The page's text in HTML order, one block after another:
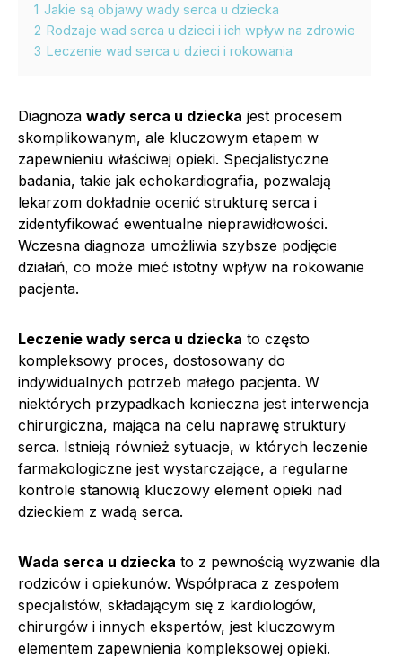
1 Jakie są objawy wady serca u dziecka
2 Rodzaje wad serca u dzieci i ich wpływ na zdrowie
3 Leczenie wad serca u dzieci i rokowania
Diagnoza wady serca u dziecka jest procesem
skomplikowanym, ale kluczowym etapem w
zapewnieniu właściwej opieki. Specjalistyczne
badania, takie jak echokardiografia, pozwalają
lekarzom dokładnie ocenić strukturę serca i
zidentyfikować ewentualne nieprawidłowości.
Wczesna diagnoza umożliwia szybsze podjęcie
działań, co może mieć istotny wpływ na rokowanie
pacjenta.
Leczenie wady serca u dziecka to często
kompleksowy proces, dostosowany do
indywidualnych potrzeb małego pacjenta. W
niektórych przypadkach konieczna jest interwencja
chirurgiczna, mająca na celu naprawę struktury
serca. Istnieją również sytuacje, w których leczenie
farmakologiczne jest wystarczające, a regularne
kontrole stanowią kluczowy element opieki nad
dzieckiem z wadą serca.
Wada serca u dziecka to z pewnością wyzwanie dla
rodziców i opiekunów. Współpraca z zespołem
specjalistów, składającym się z kardiologów,
chirurgów i innych ekspertów, jest kluczowym
elementem zapewnienia kompleksowej opieki.